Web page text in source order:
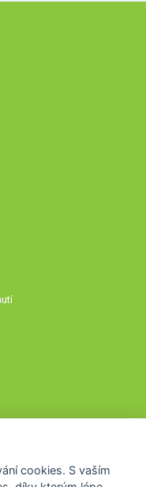
cookies. S vaším